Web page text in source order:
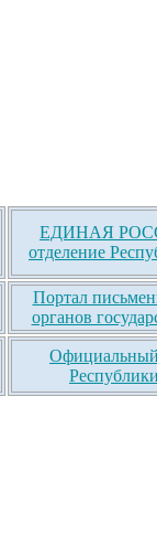
ЕДИНАЯ
отделение
Портал
органов
Официальный